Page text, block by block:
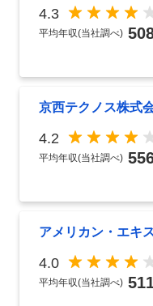
4.3
平均年収(当社調べ)
京西テクノス株式
4.2
平均年収(当社調べ)
アメリカン・エキ
4.0
平均年収(当社調べ)